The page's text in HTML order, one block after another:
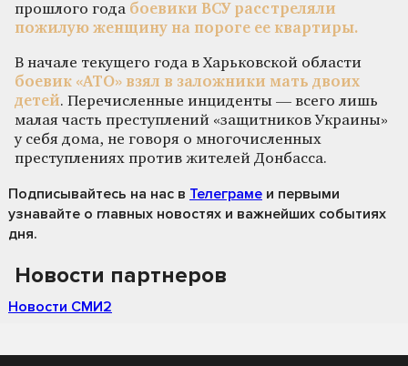
прошлого года боевики ВСУ расстреляли
пожилую женщину на пороге ее квартиры.
В начале текущего года в Харьковской области
боевик «АТО» взял в заложники мать двоих
детей. Перечисленные инциденты — всего лишь
малая часть преступлений «защитников Украины»
у себя дома, не говоря о многочисленных
преступлениях против жителей Донбасса.
Подписывайтесь на нас в Телеграме и первыми
узнавайте о главных новостях и важнейших событиях
дня.
Новости партнеров
Новости СМИ2